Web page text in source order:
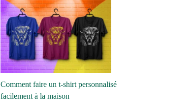
Comment faire un t-shirt personnalisé
facilement à la maison